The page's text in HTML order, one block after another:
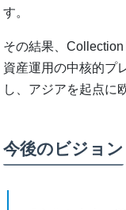
す。
その結果、
資産運用の中核的プ
し、アジアを起点に
今後のビジョン